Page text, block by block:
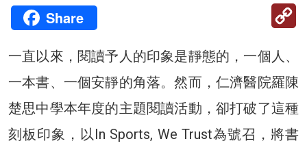
Share
一直以來，閱讀予人的印象是靜態的，一個人、
一本書、一個安靜的角落。然而，仁濟醫院羅陳
楚思中學本年度的主題閱讀活動，卻打破了這種
刻板印象，以In Sports, We Trust為號召，將書